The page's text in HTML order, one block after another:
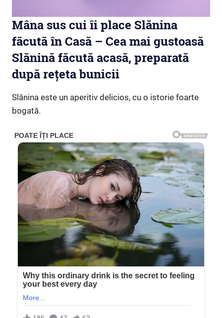
Mâna sus cui îi place Slănina
făcută în Casă – Cea mai gustoasă
Slănină făcută acasă, preparată
după rețeta bunicii
Slănina este un aperitiv delicios, cu o istorie foarte
bogată.